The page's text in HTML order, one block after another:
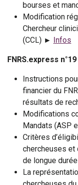
bourses et
Modification
Chercheur
(CCL) ► Infos
FNRS.express
Instructions
financier du
résultats de
Modifications
Mandats (ASP
Critères
chercheuses et
de longue
La